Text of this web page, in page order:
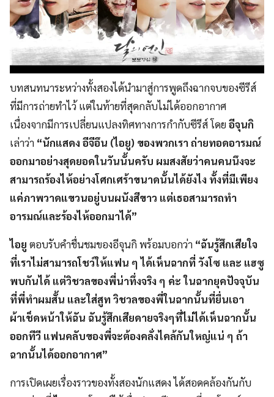
บทสนทนาระหว่างทั้งสองได้นำมาสู่การพูดถึงฉากจบของซีรีส์
ที่มีการถ่ายทำไว้ แต่ในท้ายที่สุดกลับไม่ได้ออกอากาศ
เนื่องจากมีการเปลี่ยนแปลงทิศทางการกำกับซีรีส์ โดยอีจุนกิ
เล่าว่า “นักแสดง อีจีอึน (ไอยู) ของพวกเรา ถ่ายทอดอารมณ์
ออกมาอย่างสุดยอดในวันนั้นครับ ผมสงสัยว่าคนคนนึงจะ
สามารถร้องไห้อย่างโศกเศร้าขนาดนั้นได้ยังไง ทั้งที่มีเพียง
แค่ภาพวาดแขวนอยู่บนผนังสีขาว แต่เธอสามารถทำ
อารมณ์และร้องไห้ออกมาได้”
ไอยู ตอบรับคำชื่นชมของอีจุนกิ พร้อมบอกว่า “ฉันรู้สึกเสียใจ
ที่เราไม่สามารถโชว์ให้แฟน ๆ ได้เห็นฉากที่ วังโซ และ แฮซู
พบกันได้ แต่วิชวลของพี่น่าทึ่งจริง ๆ ค่ะ ในฉากยุคปัจจุบัน
ที่พี่ทำผมสั้น และใส่สูท วิชวลของพี่ในฉากนั้นที่ยื่นเอา
ผ้าเช็ดหน้าให้ฉัน ฉันรู้สึกเสียดายจริงๆที่ไม่ได้เห็นฉากนั้น
ออกทีวี แฟนคลับของพี่จะต้องคลั่งไคล้กันใหญ่แน่ ๆ ถ้า
ฉากนั้นได้ออกอากาศ”
การเปิดเผยเรื่องราวของทั้งสองนักแสดง ได้สอดคล้องกันกับ